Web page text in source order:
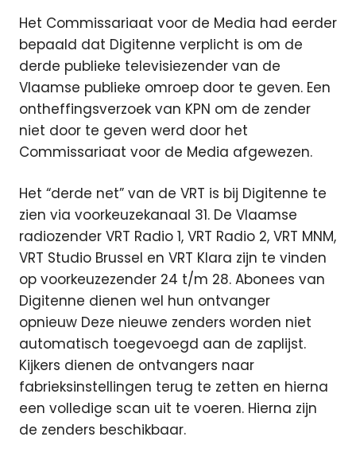
Het Commissariaat voor de Media had eerder
bepaald dat Digitenne verplicht is om de
derde publieke televisiezender van de
Vlaamse publieke omroep door te geven. Een
ontheffingsverzoek van KPN om de zender
niet door te geven werd door het
Commissariaat voor de Media afgewezen.
Het “derde net” van de VRT is bij Digitenne te
zien via voorkeuzekanaal 31. De Vlaamse
radiozender VRT Radio 1, VRT Radio 2, VRT MNM,
VRT Studio Brussel en VRT Klara zijn te vinden
op voorkeuzezender 24 t/m 28. Abonees van
Digitenne dienen wel hun ontvanger
opnieuw Deze nieuwe zenders worden niet
automatisch toegevoegd aan de zaplijst.
Kijkers dienen de ontvangers naar
fabrieksinstellingen terug te zetten en hierna
een volledige scan uit te voeren. Hierna zijn
de zenders beschikbaar.